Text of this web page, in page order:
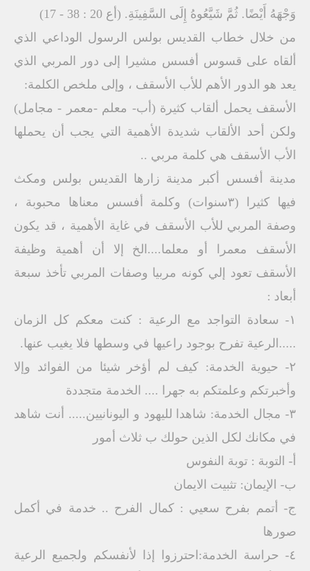
وَجْهَهُ أَيْضًا. ثُمَّ شَيَّعُوهُ إِلَى السَّفِينَةِ. (أع 20 : 38 - 17)
من خلال خطاب القديس بولس الرسول الوداعي الذي
ألقاه على قسوس أفسس مشيرا إلى دور المربي الذي
يعد هو الدور الأهم للأب الأسقف ، وإلى ملخص الكلمة:
الأسقف يحمل ألقاب كثيرة (أب- معلم -معمر - مجامل)
ولكن أحد الألقاب شديدة الأهمية التي يجب أن يحملها
الأب الأسقف هي كلمة مربي ..
مدينة أفسس أكبر مدينة زارها القديس بولس ومكث
فيها كثيرا (٣سنوات) وكلمة أفسس معناها محبوبة ،
وصفة المربي للأب الأسقف في غاية الأهمية ، قد يكون
الأسقف معمرا أو معلما....الخ إلا أن أهمية وظيفة
الأسقف تعود إلي كونه مربيا وصفات المربي تأخذ سبعة
أبعاد :
١- سعادة التواجد مع الرعية : كنت معكم كل الزمان
.....الرعية تفرح بوجود راعيها في وسطها فلا يغيب عنها.
٢- حيوية الخدمة: كيف لم أؤخر شيئا من الفوائد وإلا
وأخبرتكم وعلمتكم به جهرا .... الخدمة متجددة
٣- مجال الخدمة: شاهدا لليهود و اليونانيين..... أنت شاهد
في مكانك لكل الذين حولك ب ثلاث أمور
أ- التوبة : توبة النفوس
ب- الإيمان: تثبيت الايمان
ج- أتمم بفرح سعيي : كمال الفرح .. خدمة في أكمل
صورها
٤- حراسة الخدمة:احترزوا إذا لأنفسكم ولجميع الرعية